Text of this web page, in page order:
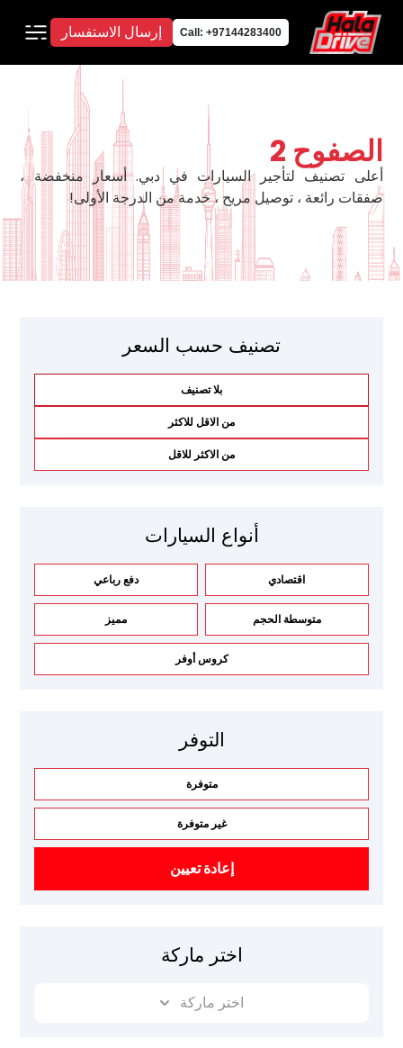
Call: +97144283400 إرسال الاستفسار
الصفوح 2
أعلى تصنيف لتأجير السيارات في دبي. أسعار منخفضة ،
صفقات رائعة ، توصيل مريح ، خدمة من الدرجة الأولى!
تصنيف حسب السعر
بلا تصنيف
من الاقل للاكثر
من الاكثر للاقل
أنواع السيارات
اقتصادي دفع رباعي
متوسطة الحجم مميز
كروس أوفر
التوفر
متوفرة
غير متوفرة
إعادة تعيين
اختر ماركة
اختر ماركة